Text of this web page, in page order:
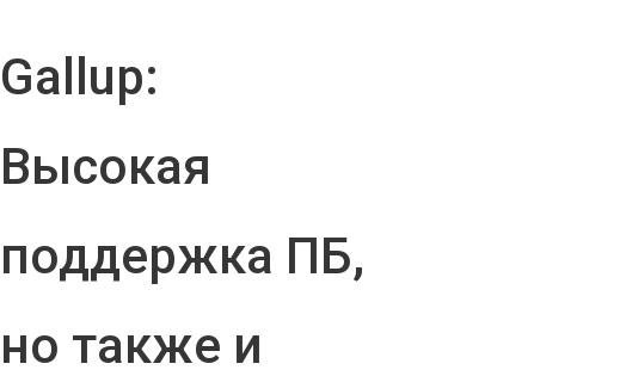
Gallup:
Высокая
поддержка ПБ,
но также и